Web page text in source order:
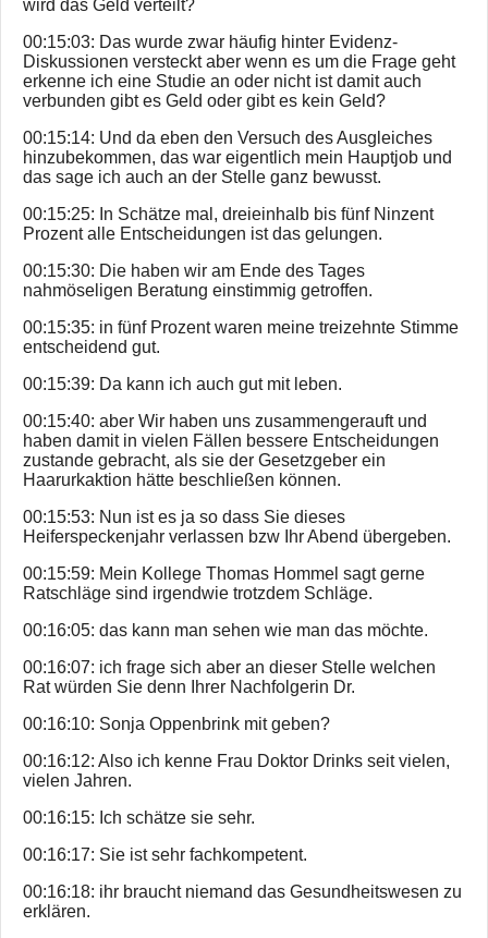
wird das Geld verteilt?
00:15:03: Das wurde zwar häufig hinter Evidenz-
Diskussionen versteckt aber wenn es um die Frage geht
erkenne ich eine Studie an oder nicht ist damit auch
verbunden gibt es Geld oder gibt es kein Geld?
00:15:14: Und da eben den Versuch des Ausgleiches
hinzubekommen, das war eigentlich mein Hauptjob und
das sage ich auch an der Stelle ganz bewusst.
00:15:25: In Schätze mal, dreieinhalb bis fünf Ninzent
Prozent alle Entscheidungen ist das gelungen.
00:15:30: Die haben wir am Ende des Tages
nahmöseligen Beratung einstimmig getroffen.
00:15:35: in fünf Prozent waren meine treizehnte Stimme
entscheidend gut.
00:15:39: Da kann ich auch gut mit leben.
00:15:40: aber Wir haben uns zusammengerauft und
haben damit in vielen Fällen bessere Entscheidungen
zustande gebracht, als sie der Gesetzgeber ein
Haarurkaktion hätte beschließen können.
00:15:53: Nun ist es ja so dass Sie dieses
Heiferspeckenjahr verlassen bzw Ihr Abend übergeben.
00:15:59: Mein Kollege Thomas Hommel sagt gerne
Ratschläge sind irgendwie trotzdem Schläge.
00:16:05: das kann man sehen wie man das möchte.
00:16:07: ich frage sich aber an dieser Stelle welchen
Rat würden Sie denn Ihrer Nachfolgerin Dr.
00:16:10: Sonja Oppenbrink mit geben?
00:16:12: Also ich kenne Frau Doktor Drinks seit vielen,
vielen Jahren.
00:16:15: Ich schätze sie sehr.
00:16:17: Sie ist sehr fachkompetent.
00:16:18: ihr braucht niemand das Gesundheitswesen zu
erklären.